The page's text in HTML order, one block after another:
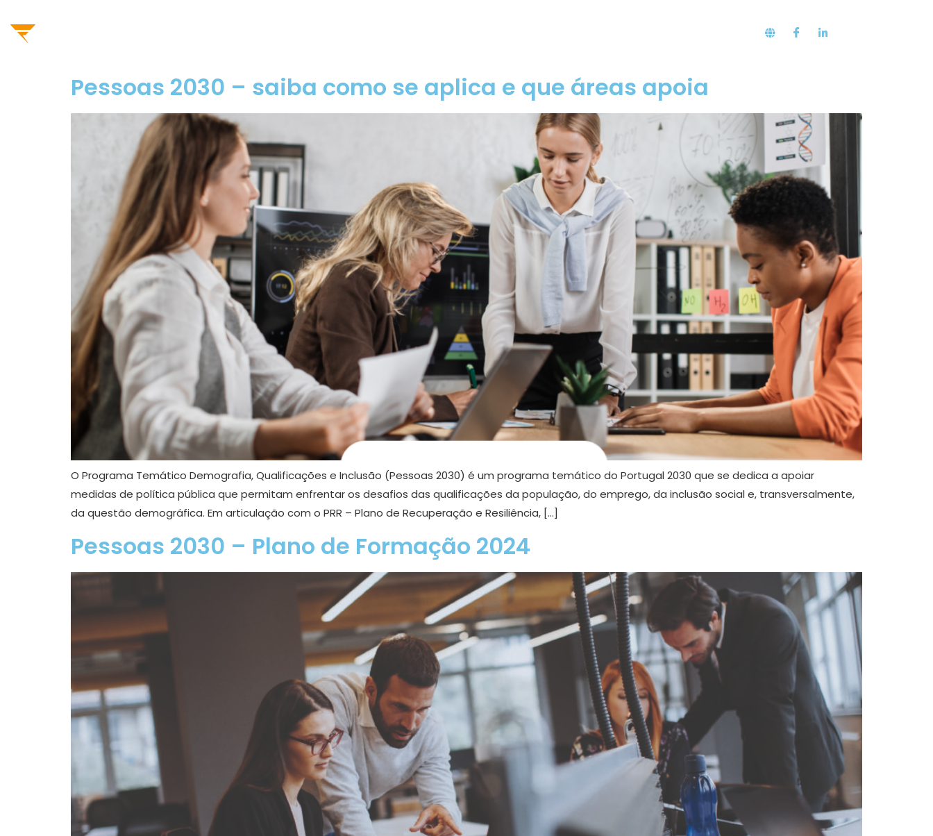
Pessoas 2030 – saiba como se aplica e que áreas apoia
O Programa Temático Demografia, Qualificações e Inclusão (Pessoas 2030) é um programa temático do Portugal 2030 que se dedica a apoiar
medidas de política pública que permitam enfrentar os desafios das qualificações da população, do emprego, da inclusão social e, transversalmente,
da questão demográfica. Em articulação com o PRR – Plano de Recuperação e Resiliência, […]
Pessoas 2030 – Plano de Formação 2024